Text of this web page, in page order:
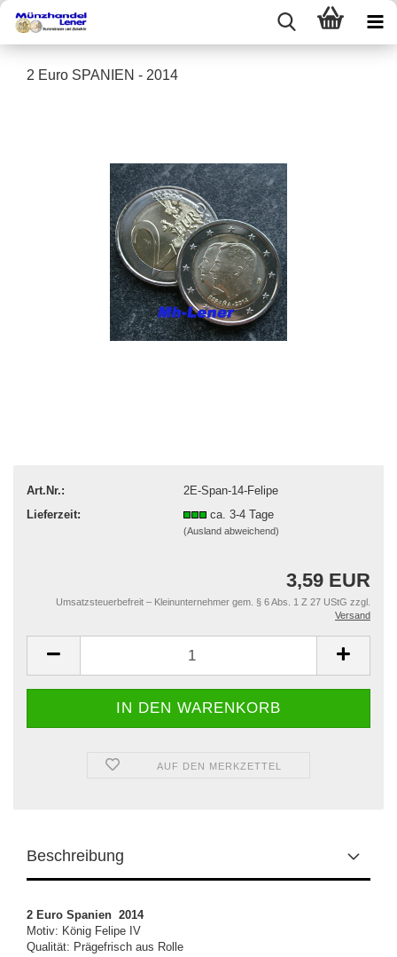
2 Euro SPANIEN - 2014
Art.Nr.:
2E-Span-14-Felipe
Lieferzeit:
ca. 3-4 Tage
(Ausland abweichend)
3,59 EUR
Umsatzsteuerbefreit – Kleinunternehmer gem. § 6 Abs. 1 Z 27 UStG zzgl.
Versand
AUF DEN MERKZETTEL
Beschreibung
2 Euro Spanien 2014
Motiv: König Felipe IV
Qualität: Prägefrisch aus Rolle